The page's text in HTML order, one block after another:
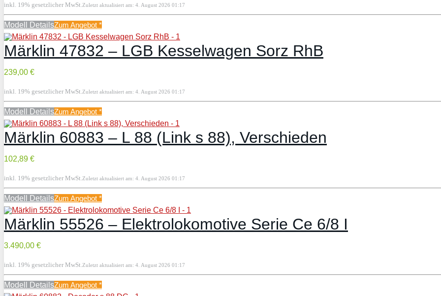
inkl. 19% gesetzlicher MwSt. Zuletzt aktualisiert am: 4. August 2026 01:17
Modell DetailsZum Angebot *
Märklin 47832 – LGB Kesselwagen Sorz RhB
239,00 €
inkl. 19% gesetzlicher MwSt. Zuletzt aktualisiert am: 4. August 2026 01:17
Modell DetailsZum Angebot *
Märklin 60883 – L 88 (Link s 88), Verschieden
102,89 €
inkl. 19% gesetzlicher MwSt. Zuletzt aktualisiert am: 4. August 2026 01:17
Modell DetailsZum Angebot *
Märklin 55526 – Elektrolokomotive Serie Ce 6/8 I
3.490,00 €
inkl. 19% gesetzlicher MwSt. Zuletzt aktualisiert am: 4. August 2026 01:17
Modell DetailsZum Angebot *